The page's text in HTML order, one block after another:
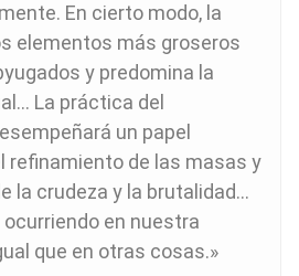
En cierto modo, la
elementos más groseros
y predomina la
La práctica del
un papel
refinamiento de las masas y
la crudeza y la brutalidad…
en nuestra
que en otras cosas.»